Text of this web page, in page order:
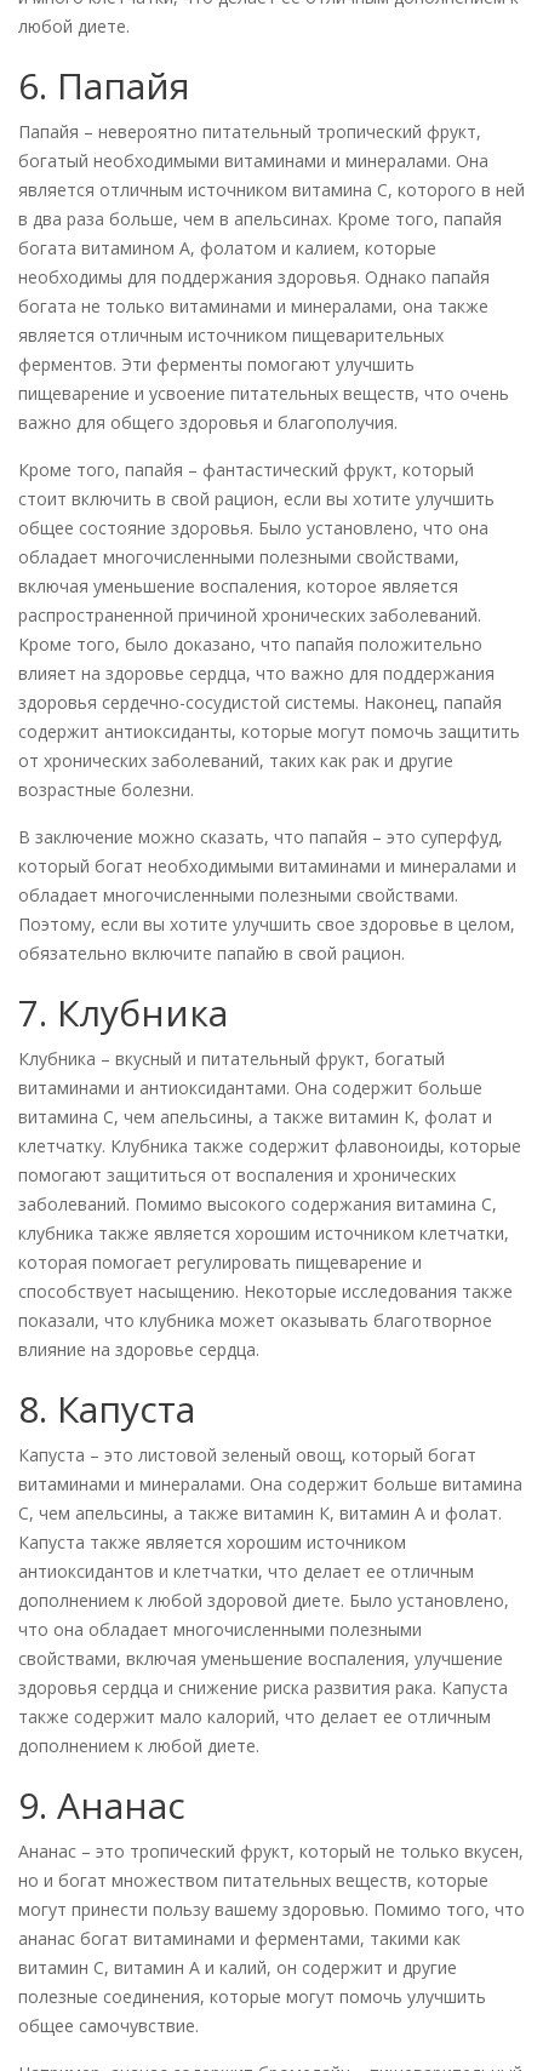
любой диете.
6. Папайя
Папайя – невероятно питательный тропический фрукт,
богатый необходимыми витаминами и минералами. Она
является отличным источником витамина С, которого в ней
в два раза больше, чем в апельсинах. Кроме того, папайя
богата витамином А, фолатом и калием, которые
необходимы для поддержания здоровья. Однако папайя
богата не только витаминами и минералами, она также
является отличным источником пищеварительных
ферментов. Эти ферменты помогают улучшить
пищеварение и усвоение питательных веществ, что очень
важно для общего здоровья и благополучия.
Кроме того, папайя – фантастический фрукт, который
стоит включить в свой рацион, если вы хотите улучшить
общее состояние здоровья. Было установлено, что она
обладает многочисленными полезными свойствами,
включая уменьшение воспаления, которое является
распространенной причиной хронических заболеваний.
Кроме того, было доказано, что папайя положительно
влияет на здоровье сердца, что важно для поддержания
здоровья сердечно-сосудистой системы. Наконец, папайя
содержит антиоксиданты, которые могут помочь защитить
от хронических заболеваний, таких как рак и другие
возрастные болезни.
В заключение можно сказать, что папайя – это суперфуд,
который богат необходимыми витаминами и минералами и
обладает многочисленными полезными свойствами.
Поэтому, если вы хотите улучшить свое здоровье в целом,
обязательно включите папайю в свой рацион.
7. Клубника
Клубника – вкусный и питательный фрукт, богатый
витаминами и антиоксидантами. Она содержит больше
витамина С, чем апельсины, а также витамин К, фолат и
клетчатку. Клубника также содержит флавоноиды, которые
помогают защититься от воспаления и хронических
заболеваний. Помимо высокого содержания витамина С,
клубника также является хорошим источником клетчатки,
которая помогает регулировать пищеварение и
способствует насыщению. Некоторые исследования также
показали, что клубника может оказывать благотворное
влияние на здоровье сердца.
8. Капуста
Капуста – это листовой зеленый овощ, который богат
витаминами и минералами. Она содержит больше витамина
С, чем апельсины, а также витамин К, витамин А и фолат.
Капуста также является хорошим источником
антиоксидантов и клетчатки, что делает ее отличным
дополнением к любой здоровой диете. Было установлено,
что она обладает многочисленными полезными
свойствами, включая уменьшение воспаления, улучшение
здоровья сердца и снижение риска развития рака. Капуста
также содержит мало калорий, что делает ее отличным
дополнением к любой диете.
9. Ананас
Ананас – это тропический фрукт, который не только вкусен,
но и богат множеством питательных веществ, которые
могут принести пользу вашему здоровью. Помимо того, что
ананас богат витаминами и ферментами, такими как
витамин С, витамин А и калий, он содержит и другие
полезные соединения, которые могут помочь улучшить
общее самочувствие.